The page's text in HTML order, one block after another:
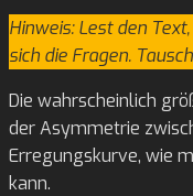
Hinweis: Lest den
sich die Fragen.
Die wahrscheinlich
der Asymmetrie
Erregungskurve, wie
kann.